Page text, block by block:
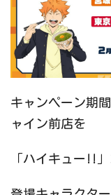
キャンペーン期
ャイン前店を
「ハイキュー!!